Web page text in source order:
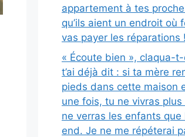
appartement à tes
qu’ils aient un endroit où
vas payer les réparations !
« Écoute bien », claqua-
t’ai déjà dit : si ta mère
pieds dans cette maison
une fois, tu ne vivras
ne verras les enfants que
end. Je ne me répéterai